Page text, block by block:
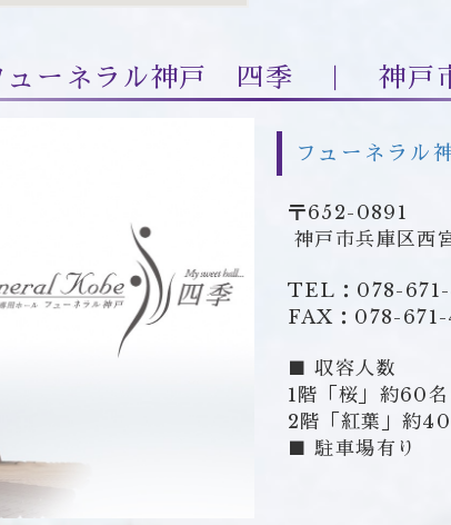
ューネラル神戸 四季 ｜ 神戸
フューネラル
〒652-0891
神戸市兵庫区西
TEL：078-
FAX：078-
■ 収容人数
1階「桜」約60名
2階「紅葉」約
■ 駐車場有り